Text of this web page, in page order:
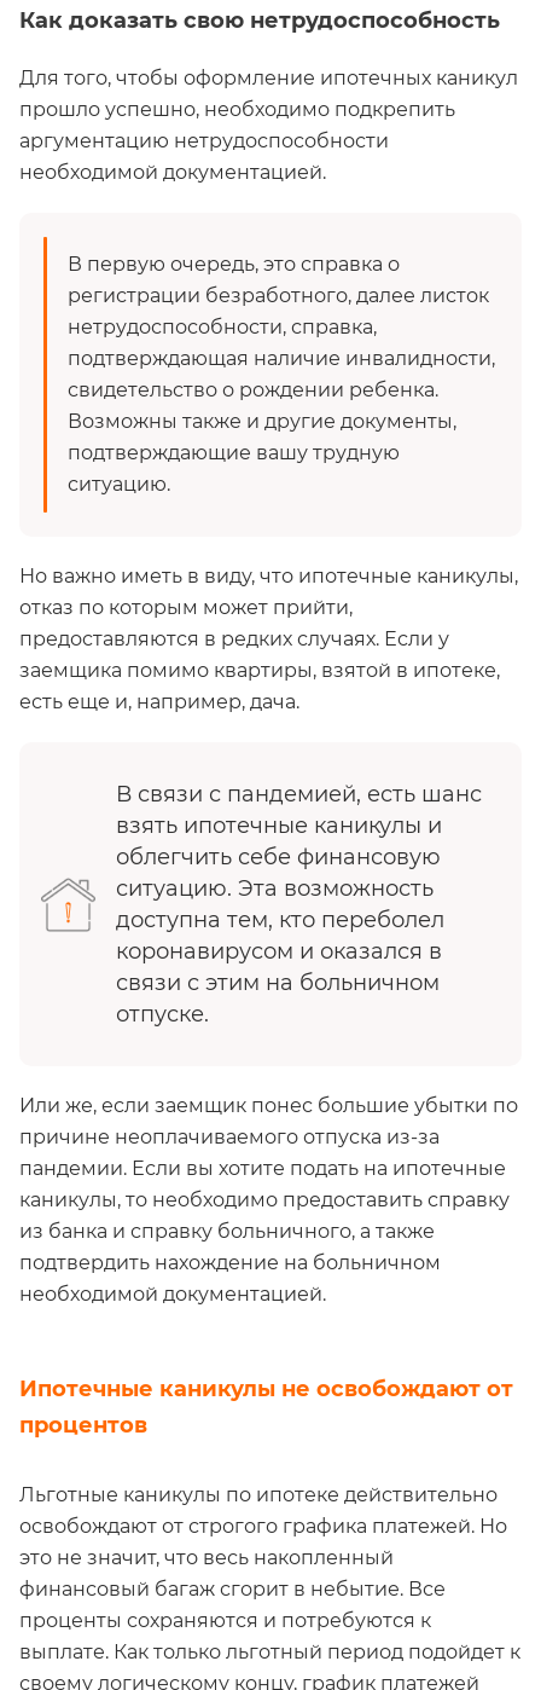
Как доказать свою нетрудоспособность
Для того, чтобы оформление ипотечных каникул
прошло успешно, необходимо подкрепить
аргументацию нетрудоспособности
необходимой документацией.
В первую очередь, это справка о
регистрации безработного, далее листок
нетрудоспособности, справка,
подтверждающая наличие инвалидности,
свидетельство о рождении ребенка.
Возможны также и другие документы,
подтверждающие вашу трудную
ситуацию.
Но важно иметь в виду, что ипотечные каникулы,
отказ по которым может прийти,
предоставляются в редких случаях. Если у
заемщика помимо квартиры, взятой в ипотеке,
есть еще и, например, дача.
В связи с пандемией, есть шанс
взять ипотечные каникулы и
облегчить себе финансовую
ситуацию. Эта возможность
доступна тем, кто переболел
коронавирусом и оказался в
связи с этим на больничном
отпуске.
Или же, если заемщик понес большие убытки по
причине неоплачиваемого отпуска из-за
пандемии. Если вы хотите подать на ипотечные
каникулы, то необходимо предоставить справку
из банка и справку больничного, а также
подтвердить нахождение на больничном
необходимой документацией.
Ипотечные каникулы не освобождают от
процентов
Льготные каникулы по ипотеке действительно
освобождают от строгого графика платежей. Но
это не значит, что весь накопленный
финансовый багаж сгорит в небытие. Все
проценты сохраняются и потребуются к
выплате. Как только льготный период подойдет к
своему логическому концу, график платежей